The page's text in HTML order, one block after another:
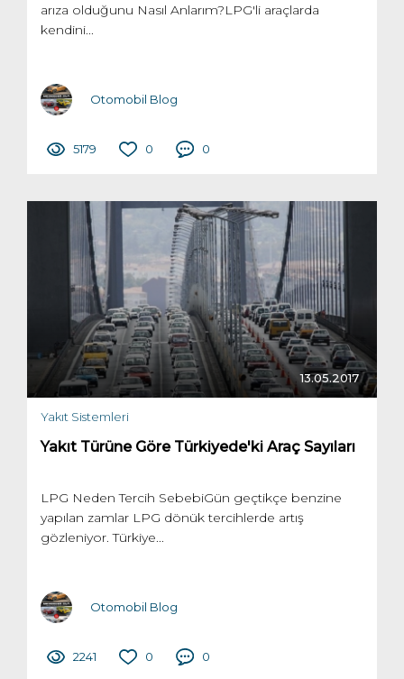
arıza olduğunu Nasıl Anlarım?LPG'li araçlarda
kendini...
Otomobil Blog
5179 0 0
13.05.2017
Yakıt Sistemleri
Yakıt Türüne Göre Türkiyede'ki Araç Sayıları
LPG Neden Tercih SebebiGün geçtikçe benzine
yapılan zamlar LPG dönük tercihlerde artış
gözleniyor. Türkiye...
Otomobil Blog
2241 0 0